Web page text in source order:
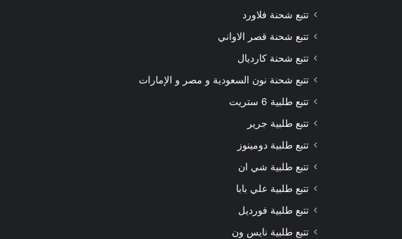
تتبع شحنة فلاورد
تتبع شحنة قصر الاواني
تتبع شحنة كارديال
تتبع شحنة نون السعودية و مصر و الإمارات
تتبع طلبية 6 ستريت
تتبع طلبية جرير
تتبع طلبية دومينوز
تتبع طلبية شي ان
تتبع طلبية علي بابا
تتبع طلبية فورديل
تتبع طلبية نايس ون